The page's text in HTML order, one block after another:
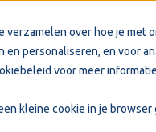
verzamelen over hoe je met
personaliseren, en voor
voor meer
kleine cookie in je browser